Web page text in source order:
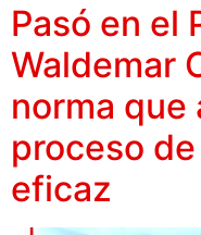
Pasó en el
Waldemar
norma que
proceso
eficaz